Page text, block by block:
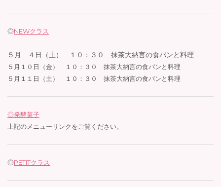
◎NEWクラス
５月 ４日（土） １０：３０ 抹茶大納言の食パンと料理
５月１０日（金） １０：３０ 抹茶大納言の食パンと料理
５月１１日（土） １０：３０ 抹茶大納言の食パンと料理
◎発酵菓子
上記のメニューリンクをご覧ください。
◎PETITクラス